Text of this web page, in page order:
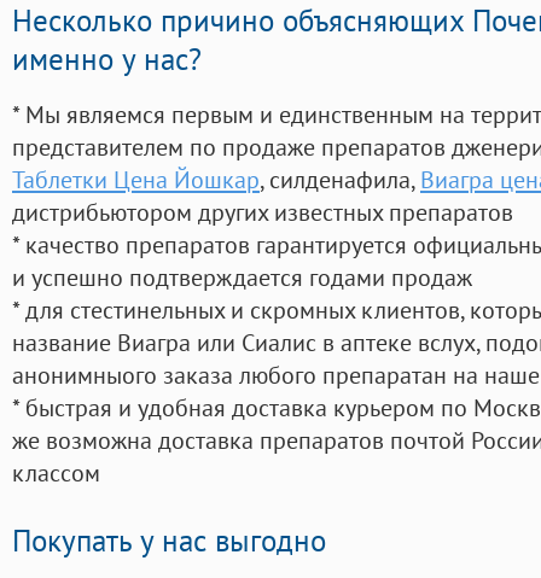
Несколько причино объясняющих
именно у нас?
* Мы являемся первым и единственным на
представителем по продаже препаратов
Таблетки Цена Йошкар, силденафила, Виагра
дистрибьютором других известных препаратов
* качество препаратов гарантируется
и успешно подтверждается годами продаж
* для стестинельных и скромных клиентов,
название Виагра или Сиалис в аптеке вслух,
анонимныого заказа любого препаратан на
* быстрая и удобная доставка курьером по
же возможна доставка препаратов почтой
классом
Покупать у нас выгодно